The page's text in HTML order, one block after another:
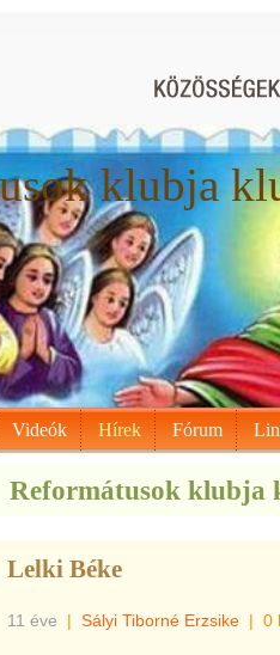
klubja
Videók Hírek Fórum
Reformátusok klubja
Lelki Béke
11 éve | Sályi Tiborné Erzsike | 0